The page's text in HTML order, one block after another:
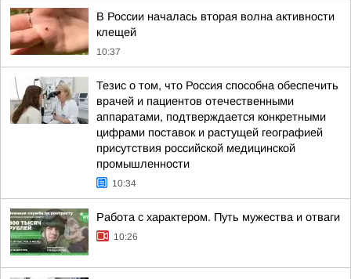
В России началась вторая волна активности
клещей
10:37
Тезис о том, что Россия способна обеспечить
врачей и пациентов отечественными
аппаратами, подтверждается конкретными
цифрами поставок и растущей географией
присутствия российской медицинской
промышленности
10:34
Работа с характером. Путь мужества и отваги
10:26